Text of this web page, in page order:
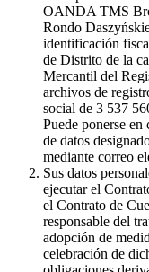
OANDA TMS
Rondo
identificación
de Distrito de la
Mercantil del
archivos de
social de 3 537
Puede ponerse
de datos
mediante correo
Sus datos
ejecutar el
el Contrato de
responsable del
adopción de
celebración de